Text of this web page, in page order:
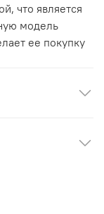
что является
модель
ее покупку